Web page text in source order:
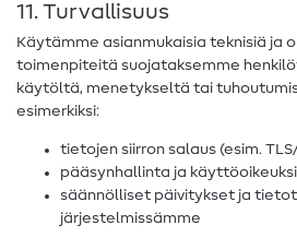
11. Turvallisuus
Käytämme asianmukaisia teknisiä ja
toimenpiteitä suojataksemme
käytöltä, menetykseltä tai
esimerkiksi:
tietojen siirron salaus (esim.
pääsynhallinta ja
säännölliset päivitykset ja
järjestelmissämme